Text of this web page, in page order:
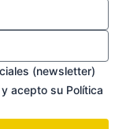
(newsletter)
acepto su Política